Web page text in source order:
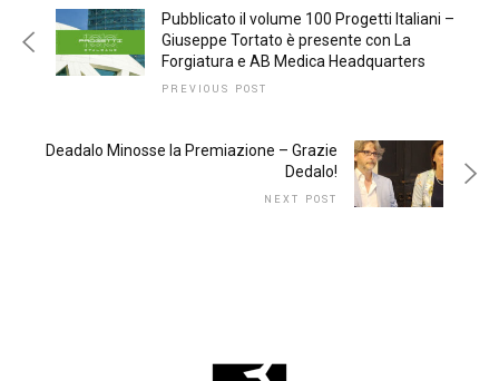
Pubblicato il volume 100 Progetti Italiani –
Giuseppe Tortato è presente con La
Forgiatura e AB Medica Headquarters
PREVIOUS POST
Deadalo Minosse la Premiazione – Grazie
Dedalo!
NEXT POST